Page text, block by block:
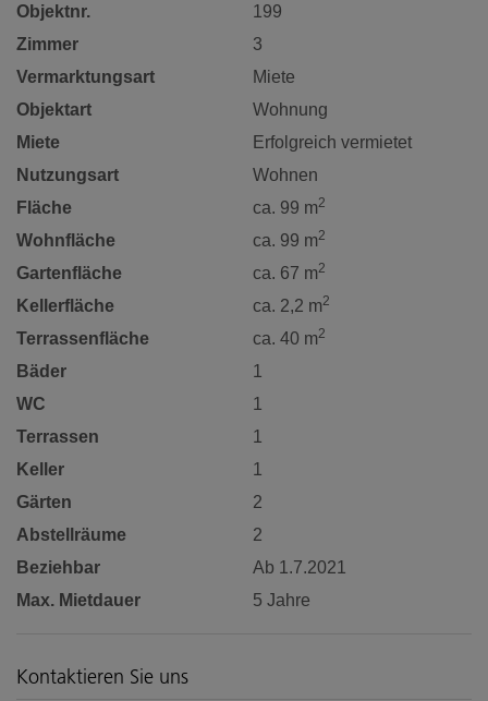
Objektnr.
199
Zimmer
3
Vermarktungsart
Miete
Objektart
Wohnung
Miete
Erfolgreich vermietet
Nutzungsart
Wohnen
Fläche
ca. 99 m2
Wohnfläche ca. 99 m2
Gartenfläche ca. 67 m2
Kellerfläche ca. 2,2 m2
Terrassenfläche ca. 40 m2
Bäder
1
WC
1
Terrassen
1
Keller
1
Gärten
2
Abstellräume
2
Beziehbar
Ab 1.7.2021
Max. Mietdauer
5 Jahre
Kontaktieren Sie uns